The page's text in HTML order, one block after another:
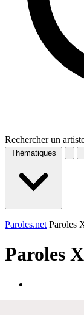
Rechercher un
Thématiques
Paroles.net Paroles
Paroles